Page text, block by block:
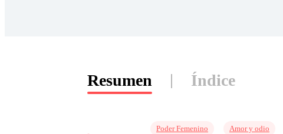
Resumen Índice
Poder Femenino Amor y odio